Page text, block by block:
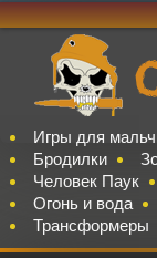
Игры для
Бродилки
Человек Паук
Огонь и вода
Трансформеры